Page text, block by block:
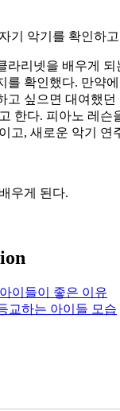
기 악기를 확인하
라리넷을 배우게
를 확인했다. 만약
고 싶으면 대여했던
한다. 피아노 레슨
고, 새로운 악기 연
우게 된다.
이들이 좋은 이유
교하는 아이들 모습